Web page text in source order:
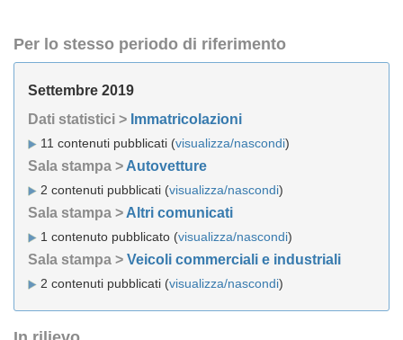
Per lo stesso periodo di riferimento
Settembre 2019
Dati statistici > Immatricolazioni
11 contenuti pubblicati (visualizza/nascondi)
Sala stampa > Autovetture
2 contenuti pubblicati (visualizza/nascondi)
Sala stampa > Altri comunicati
1 contenuto pubblicato (visualizza/nascondi)
Sala stampa > Veicoli commerciali e industriali
2 contenuti pubblicati (visualizza/nascondi)